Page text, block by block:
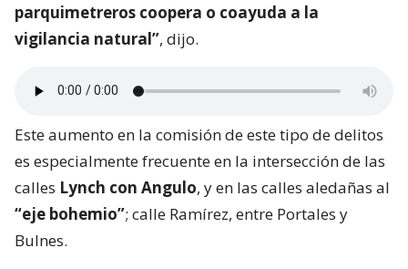
parquimetreros coopera o coayuda a la
vigilancia natural”, dijo.
Este aumento en la comisión de este tipo de delitos
es especialmente frecuente en la intersección de las
calles Lynch con Angulo, y en las calles aledañas al
“eje bohemio”; calle Ramírez, entre Portales y
Bulnes.